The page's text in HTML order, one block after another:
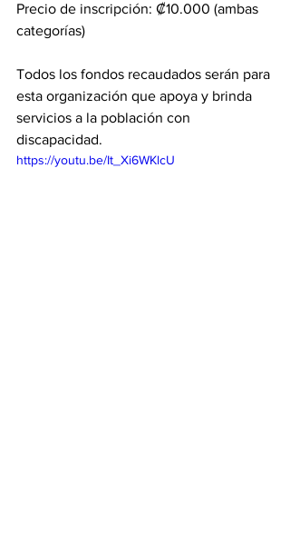
Precio de inscripción: ₡10.000 (ambas
categorías)
Todos los fondos recaudados serán para
esta organización que apoya y brinda
servicios a la población con
discapacidad.
https://youtu.be/It_Xi6WKlcU